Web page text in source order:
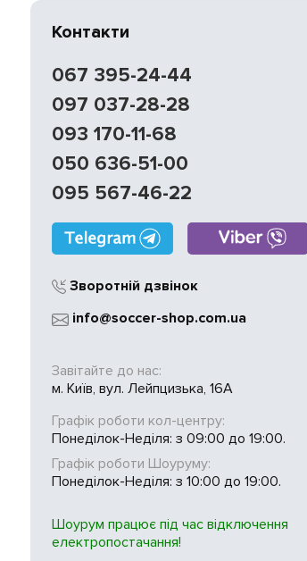
Контакти
067 395-24-44
097 037-28-28
093 170-11-68
050 636-51-00
095 567-46-22
Зворотній дзвінок
info@soccer-shop.com.ua
Завітайте до нас:
м. Київ, вул. Лейпцизька, 16А
Графік роботи кол-центру:
Понеділок-Неділя: з 09:00 до 19:00.
Графік роботи Шоуруму:
Понеділок-Неділя: з 10:00 до 19:00.
Шоурум працює під час відключення
електропостачання!